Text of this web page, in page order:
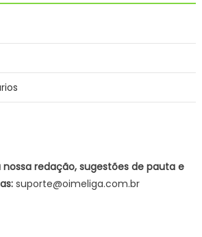
redação, sugestões de pauta e
suporte@oimeliga.com.br